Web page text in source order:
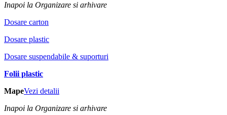
Inapoi la Organizare si arhivare
Dosare carton
Dosare plastic
Dosare suspendabile & suporturi
Folii plastic
MapeVezi detalii
Inapoi la Organizare si arhivare